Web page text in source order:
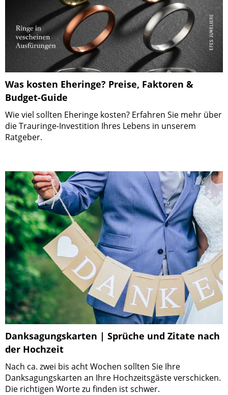
Was kosten Eheringe? Preise, Faktoren &
Budget-Guide
Wie viel sollten Eheringe kosten? Erfahren Sie mehr über
die Trauringe-Investition Ihres Lebens in unserem
Ratgeber.
Danksagungskarten | Sprüche und Zitate nach
der Hochzeit
Nach ca. zwei bis acht Wochen sollten Sie Ihre
Danksagungskarten an Ihre Hochzeitsgäste verschicken.
Die richtigen Worte zu finden ist schwer.